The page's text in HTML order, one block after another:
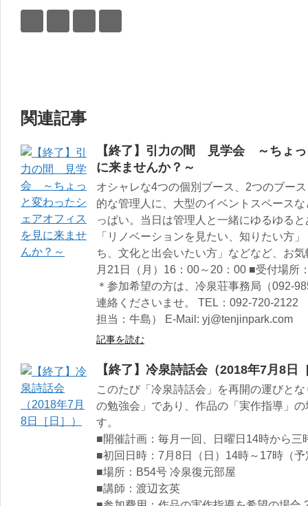
関連記事
【終了】引力の間 見学会 ～ちょっ
に来ませんか？～
オシャレな4つの個別ブース、2つのブー
的な管理人に、大型のイベントスペース
っぱい。当日は管理人と一緒にゆるゆる
「リノベーションを見たい、知りたい方
ち、文化と出会いたい方」などなど、お
月21日（月）16：00～20：00 ■受付場所
＊参加希望の方は、冷泉荘事務局（092-
連絡くださいませ。 TEL：092-720-
担当：牛島） E-Mail: yj@tenjinpark.com
記事を読む
【終了】冷泉詩話会（2018年7月8日
このたび「冷泉詩話会」を再開の運びと
の勉強会」であり、作品の「実作指導」
す。
■開催計画：毎月一回、日曜日14時から三
■初回日時：7月8日（日）14時～17時（予
■場所：B54号 冷泉復元部屋
■講師：渡辺玄英